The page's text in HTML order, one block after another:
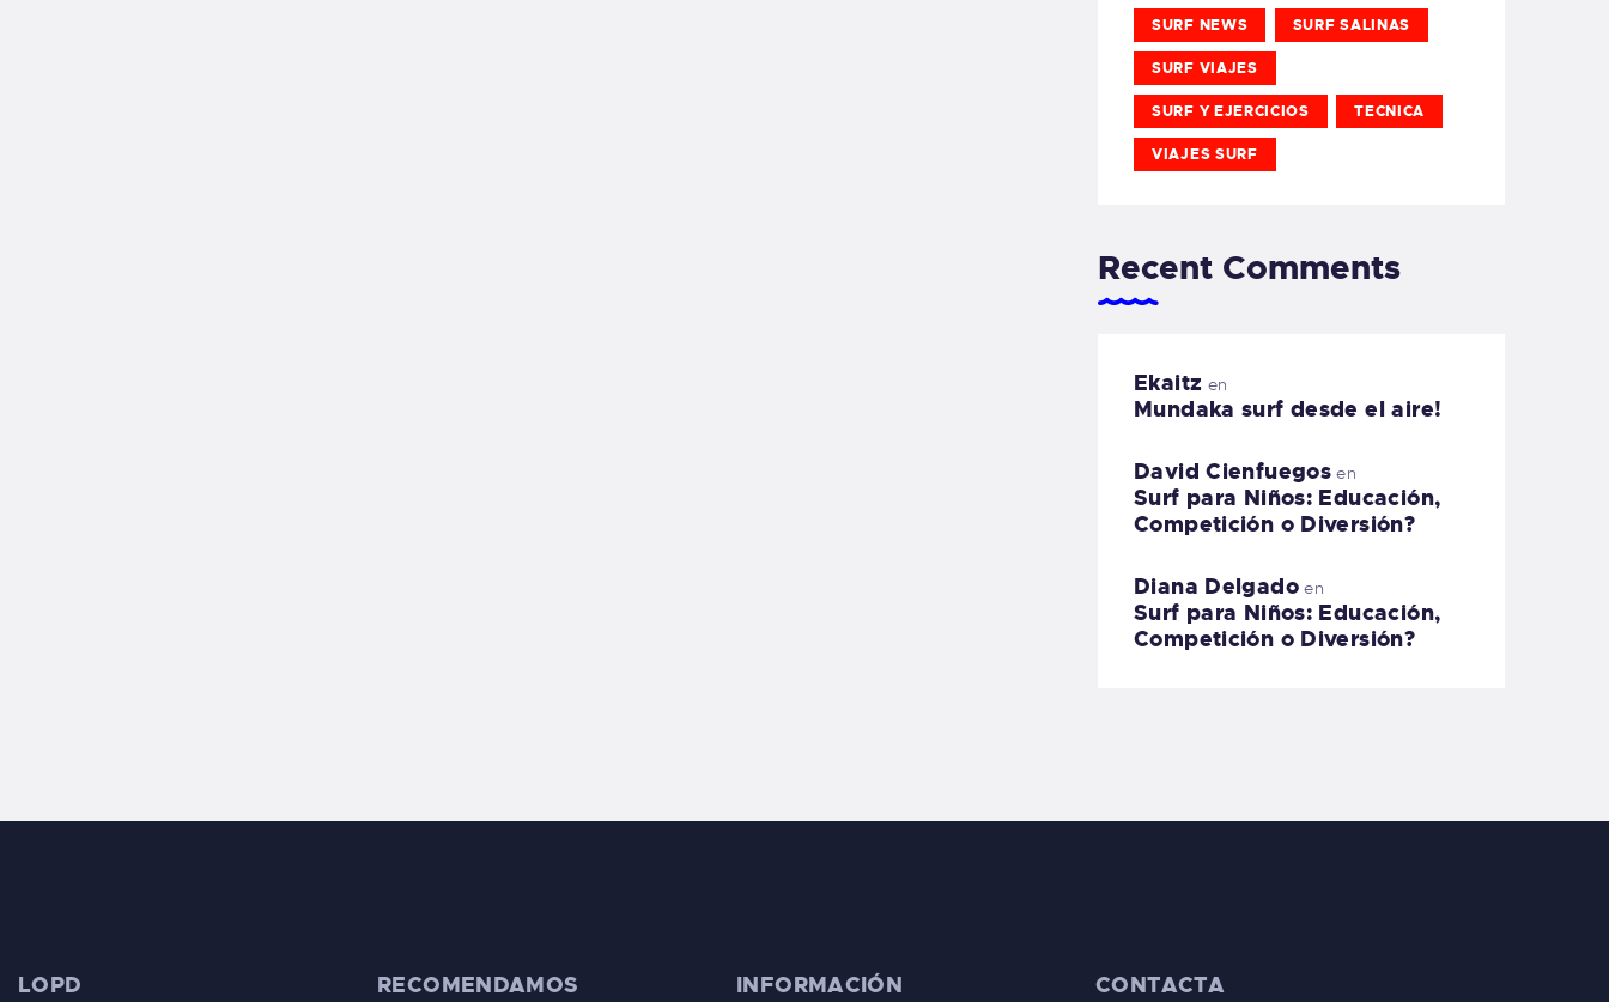
SURF NEWS SURF SALINAS
SURF VIAJES
SURF Y EJERCICIOS TECNICA
VIAJES SURF
Recent Comments
Ekaitz en
Mundaka surf desde el aire!
David Cienfuegos en
Surf para Niños: Educación,
Competición o Diversión?
Diana Delgadoen
Surf para Niños: Educación,
Competición o Diversión?
LOPD RECOMENDAMOS INFORMACIÓN CONTACTA